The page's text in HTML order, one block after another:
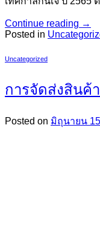
Continue reading →
Posted in
Uncategorized
การจัดส่งสินค้
Posted on มิถุนายน